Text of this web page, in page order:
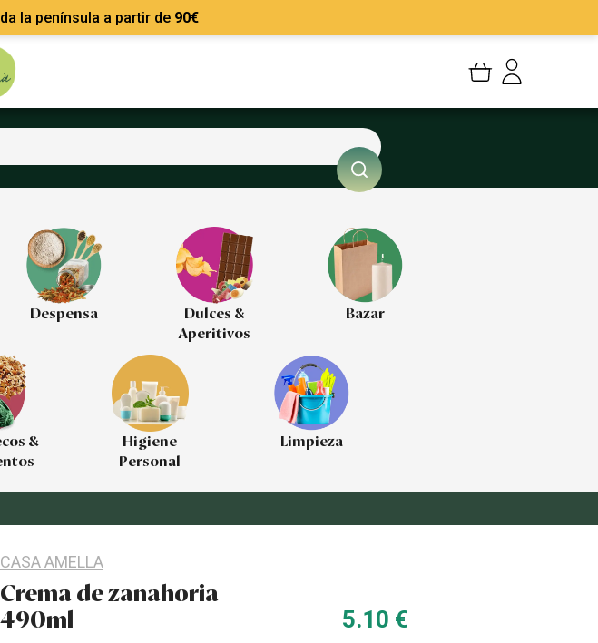
la península a partir de 90€
Cerrar sesión
Despensa
Dulces &
Aperitivos
Bazar
&
Higiene
Personal
Limpieza
CASA AMELLA
Crema de zanahoria
490ml
5.10 €